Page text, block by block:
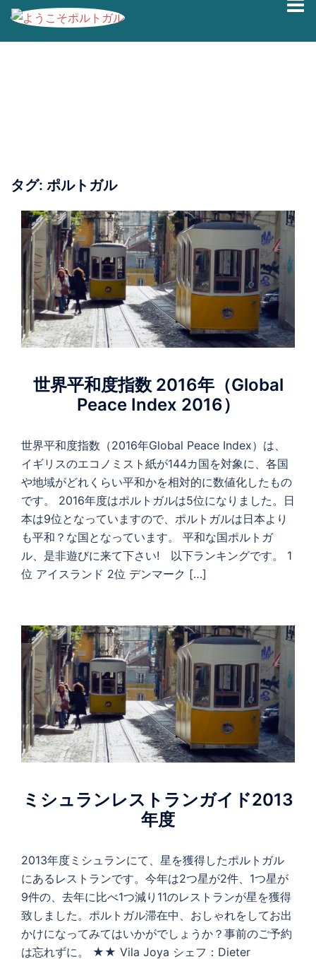
テ
タグ: ポルトガル
世界平和度指数 2016年（Global
Peace Index 2016）
世界平和度指数（2016年Global Peace Index）は、
イギリスのエコノミスト紙が144カ国を対象に、各国
や地域がどれくらい平和かを相対的に数値化したもの
です。 2016年度はポルトガルは5位になりました。日
本は9位となっていますので、ポルトガルは日本より
も平和？な国となっています。 平和な国ポルトガ
ル、是非遊びに来て下さい! 以下ランキングです。 1
位 アイスランド 2位 デンマーク […]
ミシュランレストランガイド2013
年度
2013年度ミシュランにて、星を獲得したポルトガル
にあるレストランです。今年は2つ星が2件、1つ星が
9件の、去年に比べ1つ減り11のレストランが星を獲得
致しました。ポルトガル滞在中、おしゃれをしてお出
かけになってみてはいかがでしょうか？事前のご予約
は忘れずに。 ★★ Vila Joya シェフ：Dieter